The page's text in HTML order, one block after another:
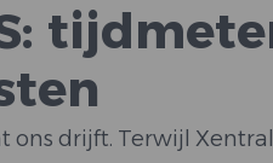
ons drijft. Terwijl